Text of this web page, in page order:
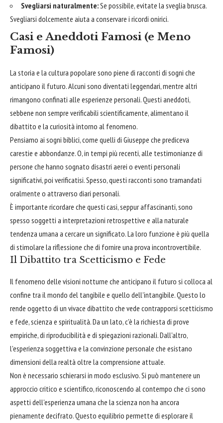
Svegliarsi naturalmente:Se possibile, evitate la sveglia brusca.
Svegliarsi dolcemente aiuta a conservare i ricordi onirici.
Casi e Aneddoti Famosi (e Meno
Famosi)
La storia e la cultura popolare sono piene di racconti di sogni che
anticipano il futuro. Alcuni sono diventati leggendari, mentre altri
rimangono confinati alle esperienze personali. Questi aneddoti,
sebbene non sempre verificabili scientificamente, alimentano il
dibattito e la curiosità intorno al fenomeno.
Pensiamo ai sogni biblici, come quelli di Giuseppe che prediceva
carestie e abbondanze. O, in tempi più recenti, alle testimonianze di
persone che hanno sognato disastri aerei o eventi personali
significativi, poi verificatisi. Spesso, questi racconti sono tramandati
oralmente o attraverso diari personali.
È importante ricordare che questi casi, seppur affascinanti, sono
spesso soggetti a interpretazioni retrospettive e alla naturale
tendenza umana a cercare un significato. La loro funzione è più quella
di stimolare la riflessione che di fornire una prova incontrovertibile.
Il Dibattito tra Scetticismo e Fede
Il fenomeno delle visioni notturne che anticipano il futuro si colloca al
confine tra il mondo del tangibile e quello dell'intangibile. Questo lo
rende oggetto di un vivace dibattito che vede contrapporsi scetticismo
e fede, scienza e spiritualità. Da un lato, c'è la richiesta di prove
empiriche, di riproducibilità e di spiegazioni razionali. Dall'altro,
l'esperienza soggettiva e la convinzione personale che esistano
dimensioni della realtà oltre la comprensione attuale.
Non è necessario schierarsi in modo esclusivo. Si può mantenere un
approccio critico e scientifico, riconoscendo al contempo che ci sono
aspetti dell'esperienza umana che la scienza non ha ancora
pienamente decifrato. Questo equilibrio permette di esplorare il